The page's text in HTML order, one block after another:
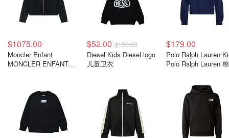
$1075.00
Moncler Enfant
MONCLER ENFANT
$52.00 $130.00
Diesel Kids Diesel logo
儿童卫衣
$179.00
Polo Ralph Lauren
Polo Ralph Lauren